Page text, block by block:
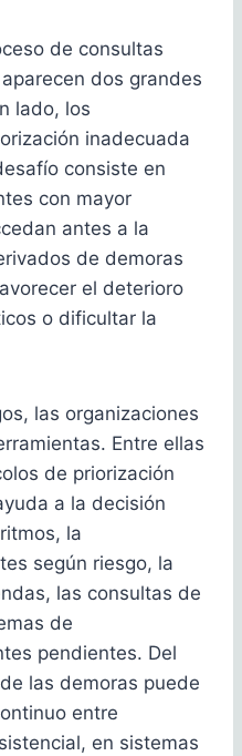
de consultas
dos grandes
lado, los
inadecuada
consiste en
con mayor
antes a la
de demoras
el deterioro
o dificultar la
las organizaciones
Entre ellas
de priorización
a la decisión
la
según riesgo, la
las consultas de
de
pendientes. Del
las demoras puede
entre
en sistemas